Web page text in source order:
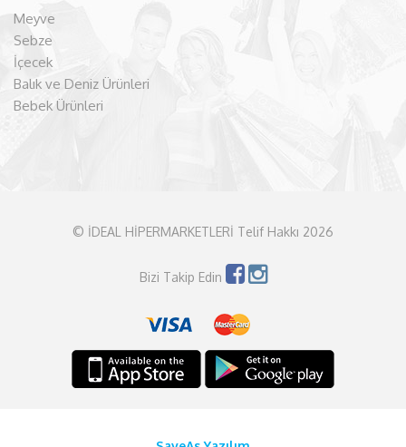
Meyve
Sebze
İçecek
Balık ve Deniz Ürünleri
Bebek Ürünleri
© İDEAL HİPERMARKETLERİ Telif Hakkı 2026
Bizi Takip Edin